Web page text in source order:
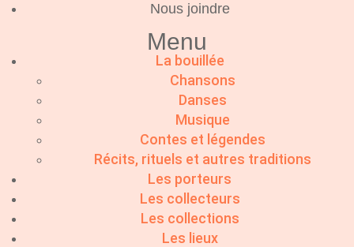
Nous joindre
Menu
La bouillée
Chansons
Danses
Musique
Contes et légendes
Récits, rituels et autres traditions
Les porteurs
Les collecteurs
Les collections
Les lieux